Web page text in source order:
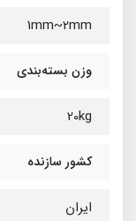
1mm~2mm
وزن بسته‌بندی
20kg
کشور سازنده
ایران